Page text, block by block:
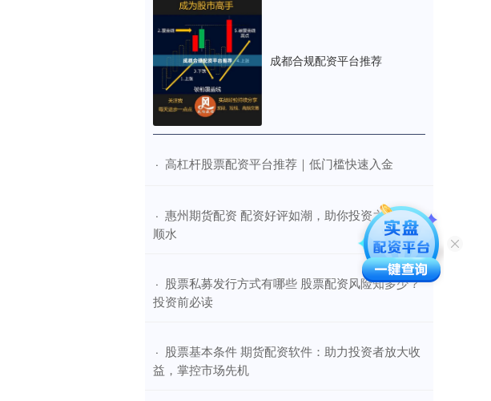
成都合规配资平台推荐
· ​高杠杆股票配资平台推荐｜低门槛快速入金
· ​惠州期货配资 配资好评如潮，助你投资之路顺风
顺水
· ​股票私募发行方式有哪些 股票配资风险知多少？
投资前必读
· ​股票基本条件 期货配资软件：助力投资者放大收
益，掌控市场先机